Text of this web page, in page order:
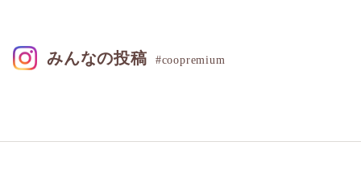
みんなの投稿 #coopremium